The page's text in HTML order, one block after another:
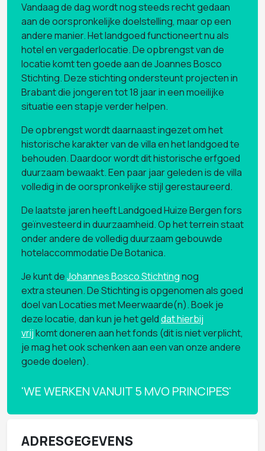
Vandaag de dag wordt nog steeds recht gedaan
aan de oorspronkelijke doelstelling, maar op een
andere manier. Het landgoed functioneert nu als
hotel en vergaderlocatie. De opbrengst van de
locatie komt ten goede aan de Joannes Bosco
Stichting. Deze stichting ondersteunt projecten in
Brabant die jongeren tot 18 jaar in een moeilijke
situatie een stapje verder helpen.
De opbrengst wordt daarnaast ingezet om het
historische karakter van de villa en het landgoed te
behouden. Daardoor wordt dit historische erfgoed
duurzaam bewaakt. Een paar jaar geleden is de villa
volledig in de oorspronkelijke stijl gerestaureerd.
De laatste jaren heeft Landgoed Huize Bergen fors
geïnvesteerd in duurzaamheid. Op het terrein staat
onder andere de volledig duurzaam gebouwde
hotelaccommodatie De Botanica.
Je kunt deJohannes Bosco Stichtingnog
extra steunen. De Stichting is opgenomen als goed
doel van Locaties met Meerwaarde(n). Boek je
deze locatie, dan kun je het gelddat hierbij
vrijkomt doneren aan het fonds (dit is niet verplicht,
je mag het ook schenken aan een van onze andere
goede doelen).
'WE WERKEN VANUIT 5 MVO PRINCIPES'
ADRESGEGEVENS